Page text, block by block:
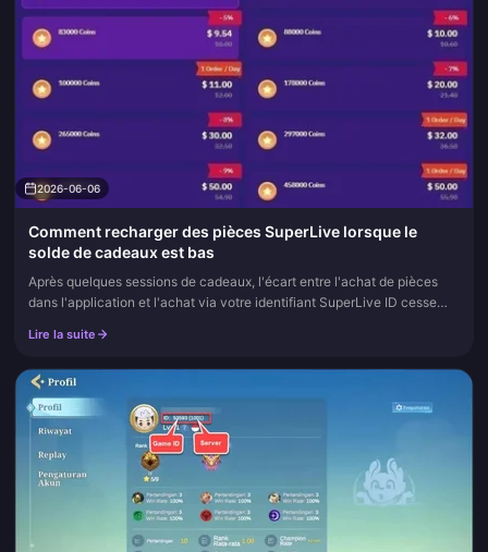
2026-06-06
Comment recharger des pièces SuperLive lorsque le
solde de cadeaux est bas
Après quelques sessions de cadeaux, l'écart entre l'achat de pièces
dans l'application et l'achat via votre identifiant SuperLive ID cesse
Lire la suite